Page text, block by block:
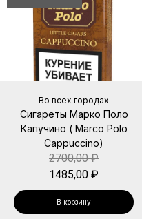
Во всех городах
Сигареты Марко Поло
Капучино ( Marco Polo
Cappuccino)
2700,00₽
1485,00 ₽
В корзину